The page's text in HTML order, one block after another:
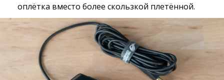
оплётка вместо более скользкой плетённой.